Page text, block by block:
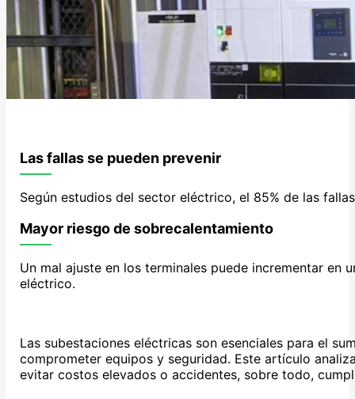
Las fallas se pueden prevenir
Según estudios del sector eléctrico, el 85% de las
Mayor riesgo de sobrecalentamiento
Un mal ajuste en los terminales puede incrementar en
eléctrico.
Las subestaciones eléctricas son esenciales para el
comprometer equipos y seguridad. Este artículo
evitar costos elevados o accidentes, sobre todo,